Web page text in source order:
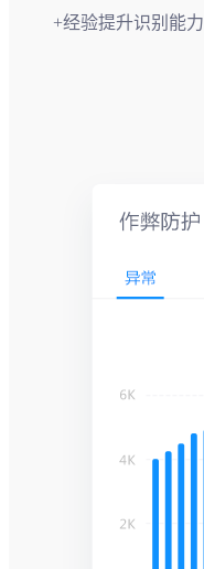
+经验提升识别能力